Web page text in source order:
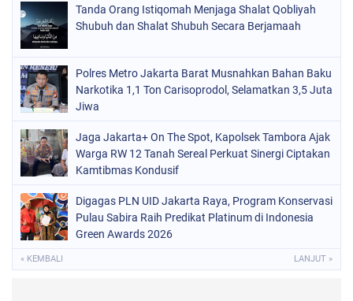
Tanda Orang Istiqomah Menjaga Shalat Qobliyah
Shubuh dan Shalat Shubuh Secara Berjamaah
Polres Metro Jakarta Barat Musnahkan Bahan Baku
Narkotika 1,1 Ton Carisoprodol, Selamatkan 3,5 Juta
Jiwa
Jaga Jakarta+ On The Spot, Kapolsek Tambora Ajak
Warga RW 12 Tanah Sereal Perkuat Sinergi Ciptakan
Kamtibmas Kondusif
Digagas PLN UID Jakarta Raya, Program Konservasi
Pulau Sabira Raih Predikat Platinum di Indonesia
Green Awards 2026
« KEMBALI LANJUT »